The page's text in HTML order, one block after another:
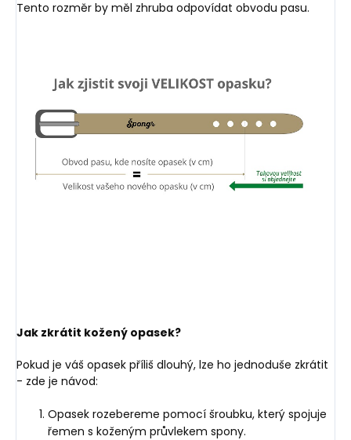
Tento rozměr by měl zhruba odpovídat obvodu pasu.
Jak zkrátit kožený opasek?
Pokud je váš opasek příliš dlouhý, lze ho jednoduše zkrátit
- zde je návod:
Opasek rozebereme pomocí šroubku, který spojuje
řemen s koženým průvlekem spony.